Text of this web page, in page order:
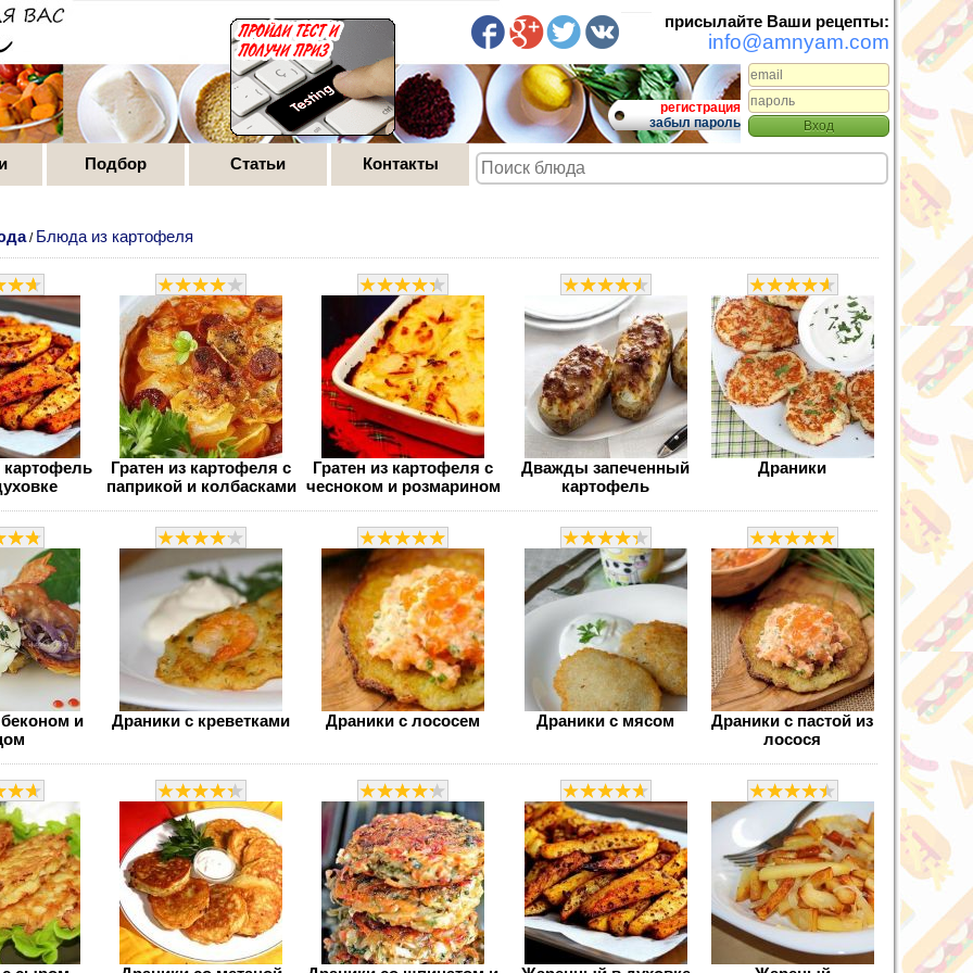
Подбор Статьи Контакты
присылайте Ваши рецепты:
info@amnyam.com
регистрация
забыл пароль
/ Блюда из картофеля
Гратен из картофеля с
паприкой и колбасками
Гратен из картофеля с
чесноком и розмарином
Дважды запеченный
картофель
Драники
и
Драники с креветками Драники с лососем Драники с мясом
Драники с пастой из
лосося